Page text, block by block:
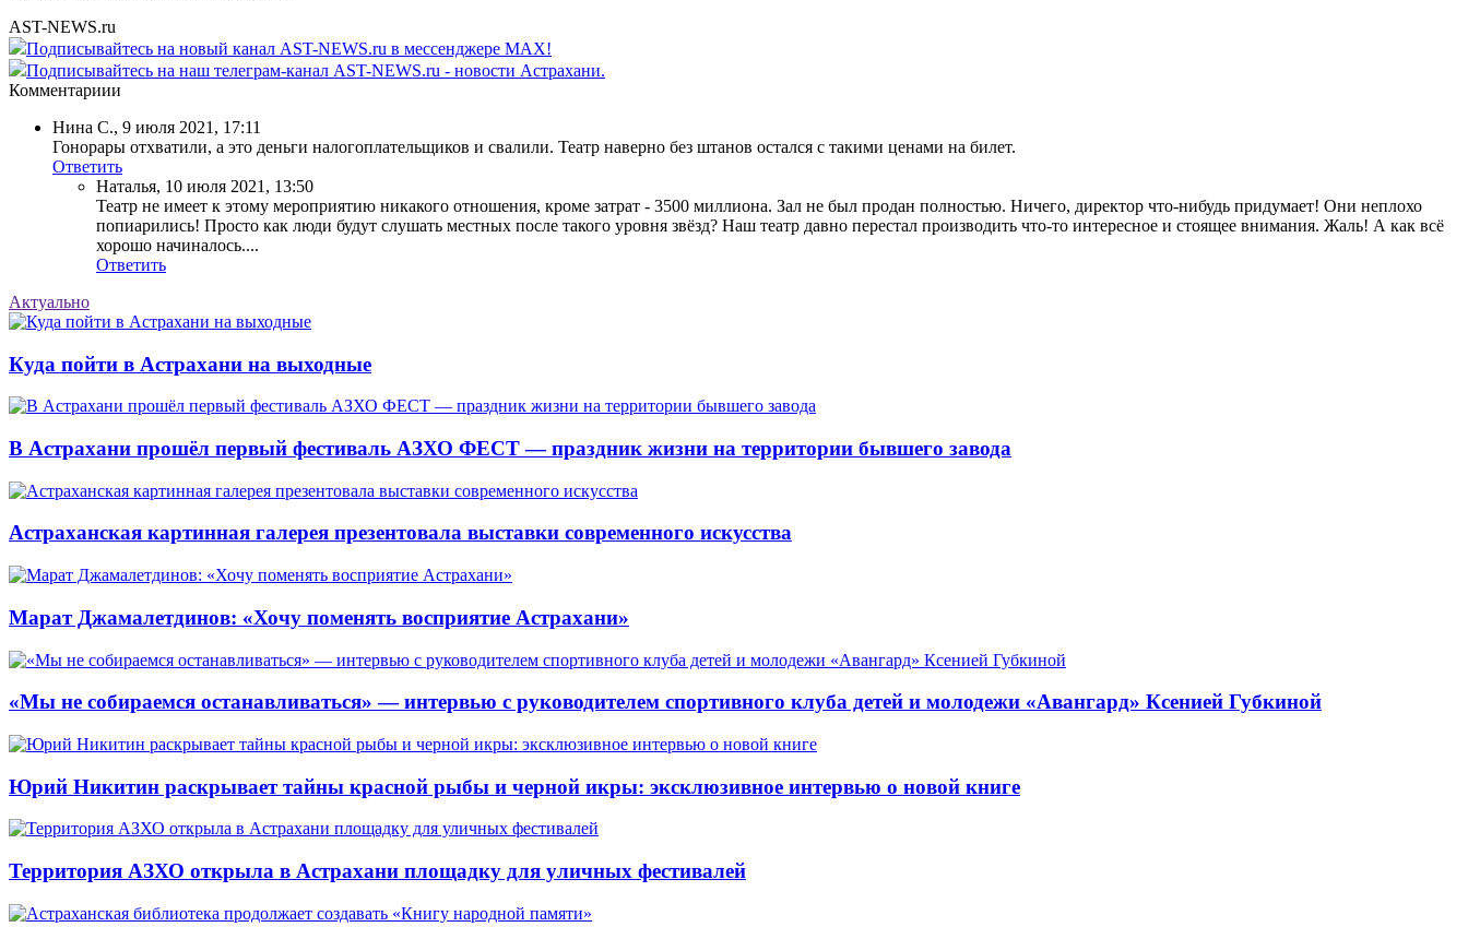
AST-NEWS.ru
Подписывайтесь на новый канал AST-NEWS.ru в мессенджере MAX!
Подписывайтесь на наш телеграм-канал AST-NEWS.ru - новости Астрахани.
Комментариии
Нина С., 9 июля 2021, 17:11
Гонорары отхватили, а это деньги налогоплательщиков и свалили. Театр наверно без штанов остался с такими ценами на билет.
Ответить
Наталья, 10 июля 2021, 13:50
Театр не имеет к этому мероприятию никакого отношения, кроме затрат - 3500 миллиона. Зал не был продан полностью. Ничего, директор что-нибудь придумает! Они неплохо
попиарились! Просто как люди будут слушать местных после такого уровня звёзд? Наш театр давно перестал производить что-то интересное и стоящее внимания. Жаль! А как всё
хорошо начиналось....
Ответить
Актуально
Куда пойти в Астрахани на выходные
В Астрахани прошёл первый фестиваль АЗХО ФЕСТ — праздник жизни на территории бывшего завода
Астраханская картинная галерея презентовала выставки современного искусства
Марат Джамалетдинов: «Хочу поменять восприятие Астрахани»
«Мы не собираемся останавливаться» — интервью с руководителем спортивного клуба детей и молодежи «Авангард» Ксенией Губкиной
Юрий Никитин раскрывает тайны красной рыбы и черной икры: эксклюзивное интервью о новой книге
Территория АЗХО открыла в Астрахани площадку для уличных фестивалей